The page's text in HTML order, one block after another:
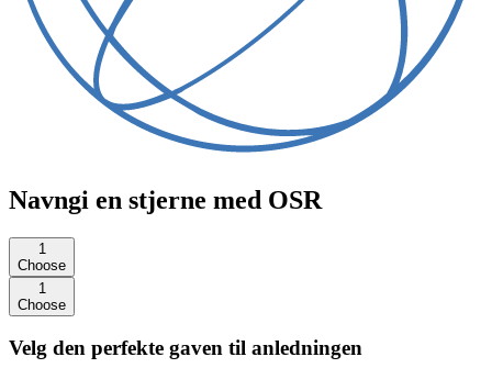
Navngi en stjerne med OSR
1
Choose
1
Choose
Velg den perfekte gaven til anledningen